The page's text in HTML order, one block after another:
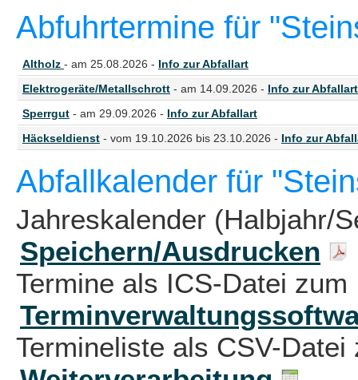
Abfuhrtermine für
Altholz - am 25.08.2026 - Info zur Abfallart
Elektrogeräte/Metallschrott - am 14.09.2026 - Info zur Abfallart
Sperrgut - am 29.09.2026 - Info zur Abfallart
Häckseldienst - vom 19.10.2026 bis 23.10.2026 - Info zur
Abfallkalender für
Jahreskalender (Halbjahr/
Speichern/Ausdrucken
Termine als ICS-Datei zum
Termineliste als CSV-